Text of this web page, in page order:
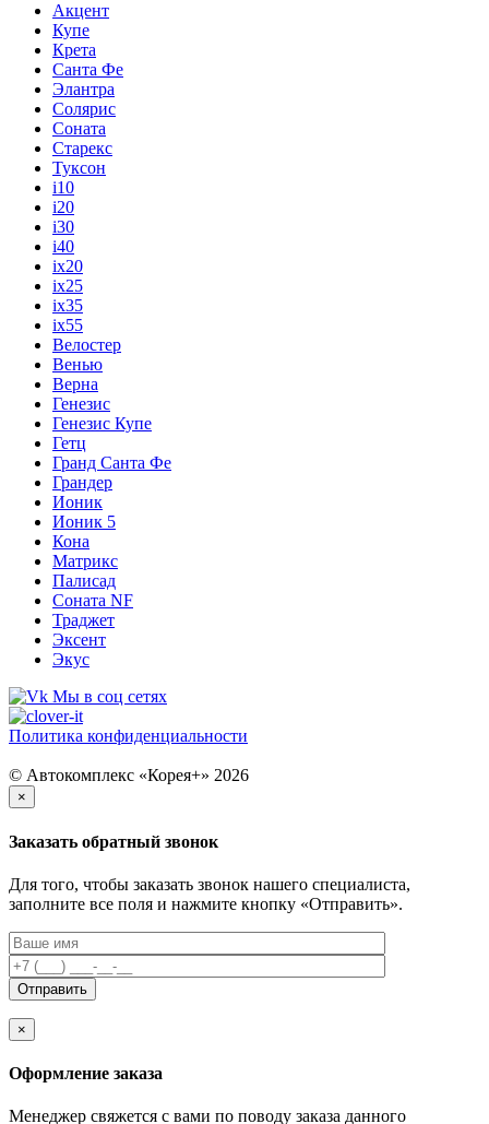
Акцент
Купе
Крета
Санта Фе
Элантра
Солярис
Соната
Старекс
Туксон
i10
i20
i30
i40
ix20
ix25
ix35
ix55
Велостер
Венью
Верна
Генезис
Генезис Купе
Гетц
Гранд Санта Фе
Грандер
Ионик
Ионик 5
Кона
Матрикс
Палисад
Соната NF
Траджет
Эксент
Экус
Мы в соц сетях
Политика конфиденциальности
© Автокомплекс «Корея+» 2026
×
Заказать обратный звонок
Для того, чтобы заказать звонок нашего специалиста,
заполните все поля и нажмите кнопку «Отправить».
×
Оформление заказа
Менеджер свяжется с вами по поводу заказа данного